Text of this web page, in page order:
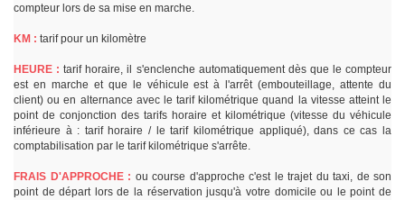
compteur lors de sa mise en marche.
KM : tarif pour un kilomètre
HEURE : tarif horaire, il s'enclenche automatiquement dès que le compteur
est en marche et que le véhicule est à l'arrêt (embouteillage, attente du
client) ou en alternance avec le tarif kilométrique quand la vitesse atteint le
point de conjonction des tarifs horaire et kilométrique (vitesse du véhicule
inférieure à : tarif horaire / le tarif kilométrique appliqué), dans ce cas la
comptabilisation par le tarif kilométrique s'arrête.
FRAIS D'APPROCHE : ou course d'approche c'est le trajet du taxi, de son
point de départ lors de la réservation jusqu'à votre domicile ou le point de